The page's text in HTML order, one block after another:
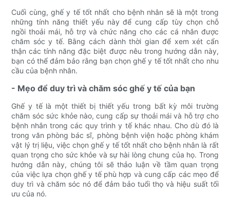
Cuối cùng, ghế y tế tốt nhất cho bệnh nhân sẽ là một trong
những tính năng thiết yếu này để cung cấp tùy chọn chỗ
ngồi thoải mái, hỗ trợ và chức năng cho các cá nhân được
chăm sóc y tế. Bằng cách dành thời gian để xem xét cẩn
thận các tính năng đặc biệt được nêu trong hướng dẫn này,
bạn có thể đảm bảo rằng bạn chọn ghế y tế tốt nhất cho nhu
cầu của bệnh nhân.
- Mẹo để duy trì và chăm sóc ghế y tế của bạn
Ghế y tế là một thiết bị thiết yếu trong bất kỳ môi trường
chăm sóc sức khỏe nào, cung cấp sự thoải mái và hỗ trợ cho
bệnh nhân trong các quy trình y tế khác nhau. Cho dù đó là
trong văn phòng bác sĩ, phòng bệnh viện hoặc phòng khám
vật lý trị liệu, việc chọn ghế y tế tốt nhất cho bệnh nhân là rất
quan trọng cho sức khỏe và sự hài lòng chung của họ. Trong
hướng dẫn này, chúng tôi sẽ thảo luận về tầm quan trọng
của việc lựa chọn ghế y tế phù hợp và cung cấp các mẹo để
duy trì và chăm sóc nó để đảm bảo tuổi thọ và hiệu suất tối
ưu của nó.